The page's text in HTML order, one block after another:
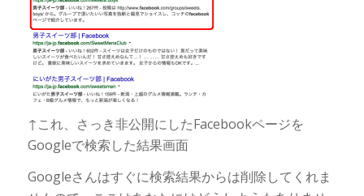
↑これ、さっき非公開にしたFacebookページを
Googleで検索した結果画面
Googleさんはすぐに検索結果からは削除してくれま